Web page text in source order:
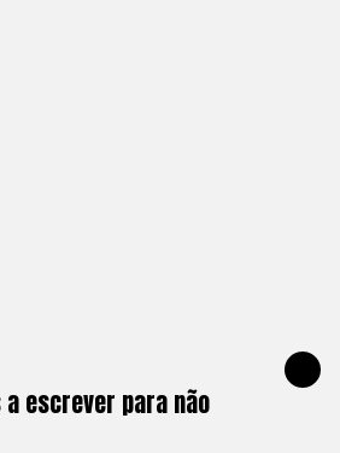
MAY 25,
a escrever para não